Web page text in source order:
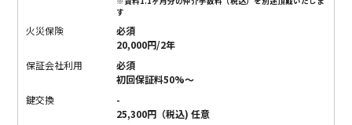
す
火災保険
必須
20,000円/2年
保証会社利用
必須
初回保証料50%〜
鍵交換
-
25,300円（税込) 任意